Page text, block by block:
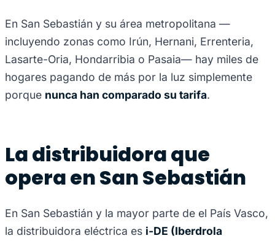
En San Sebastián y su área metropolitana —
incluyendo zonas como Irún, Hernani, Errenteria,
Lasarte-Oria, Hondarribia o Pasaia— hay miles de
hogares pagando de más por la luz simplemente
porque nunca han comparado su tarifa.
La distribuidora que
opera en San Sebastián
En San Sebastián y la mayor parte de el País Vasco,
la distribuidora eléctrica es i-DE (Iberdrola